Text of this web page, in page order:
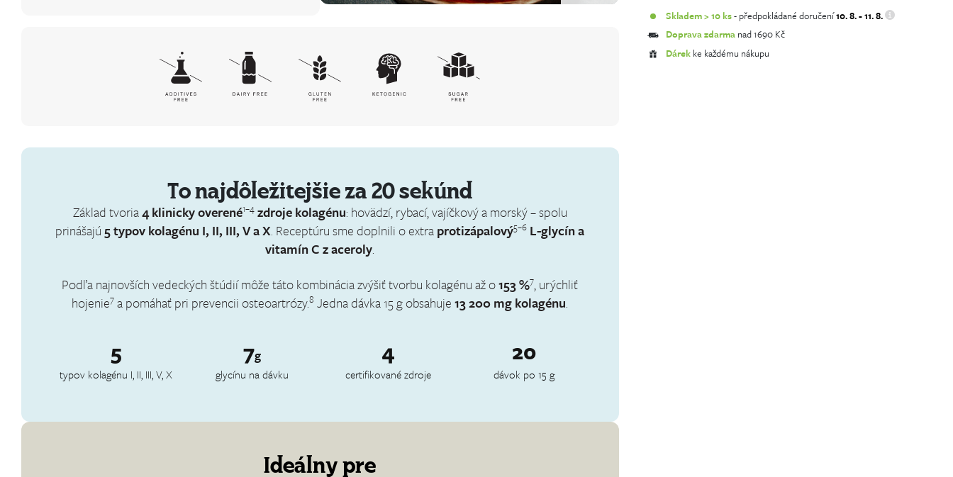
To najdôležitejšie za 20 sekúnd
Základ tvoria4 klinicky overené1–4 zdroje kolagénu: hovädzí, rybací, vajíčkový a morský – spolu
prinášajú5 typov kolagénu I, II, III, V a X. Receptúru sme doplnili o extraprotizápalový5–6 L-glycín a
vitamín C z aceroly.
Podľa najnovších vedeckých štúdií môže táto kombinácia zvýšiť tvorbu kolagénu až o153 %7, urýchliť
hojenie7 a pomáhať pri prevencii osteoartrózy.8 Jedna dávka 15 g obsahuje13 200 mg kolagénu.
5
typov kolagénu I, II, III, V, X
7g
glycínu na dávku
4
certifikované zdroje
20
dávok po 15 g
Ideálny pre
Skladem > 10 ks- předpokládané doručení10. 8. - 11. 8.
Doprava zdarmanad 1690 Kč
Dárekke každému nákupu